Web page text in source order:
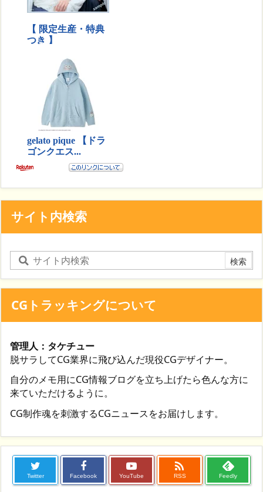
サイト内検索
CGトラッキングについて
管理人：タケチュー
脱サラしてCG業界に飛び込んだ現役CGデザイナー。
自分のメモ用にCG情報ブログを立ち上げたら色んな方に
来ていただけるように。
CG制作魂を刺激するCGニュースをお届けします。
Twitter Facebook YouTube

RSS Feedly